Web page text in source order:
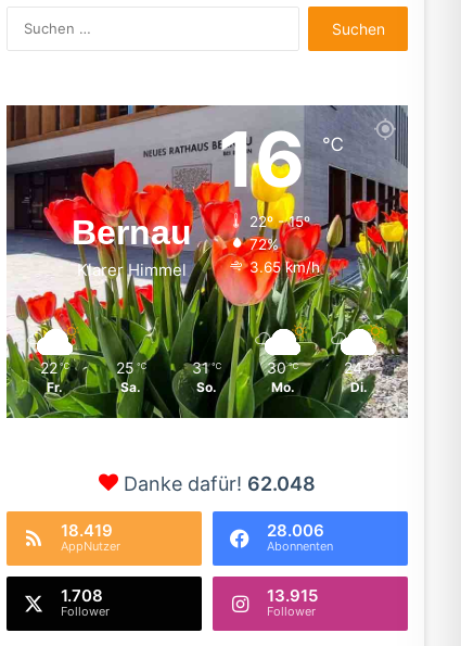
nach:
Bernau
Klarer Himmel
16℃
22º - 15º
72%
3.65 km/h
22 ℃
Fr.
25 ℃
Sa.
31 ℃
So.
30 ℃
Mo.
24 ℃
Di.
Danke dafür! 62.048
18.419
AppNutzer
28.006
Abonnenten
1.708
Follower
13.915
Follower